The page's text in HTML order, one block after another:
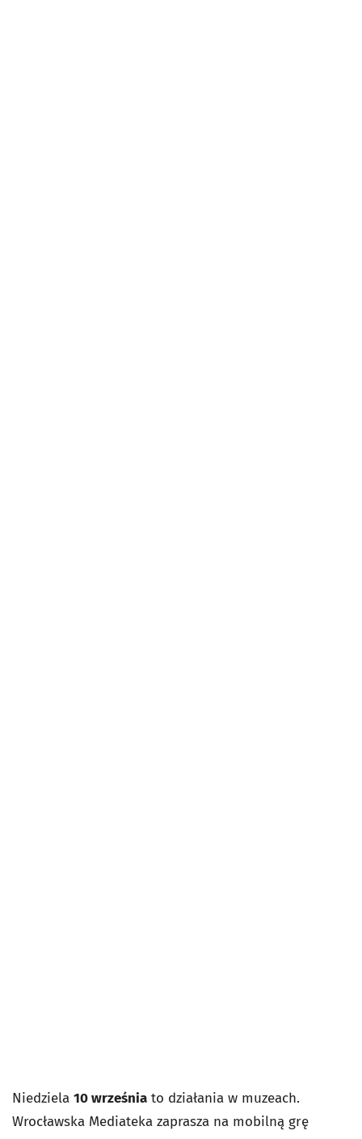
Niedziela 10 września to działania w muzeach.
Wrocławska Mediateka zaprasza na mobilną grę